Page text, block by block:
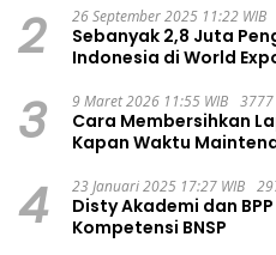
2 26 September 2025 11:22 WIB
Sebanyak 2,8 Juta
Indonesia di World
3 9 Maret 2026 11:55 WIB
Cara Membersihkan
Kapan Waktu
4 23 Januari 2025 17:27 WIB
Disty Akademi dan BPP
Kompetensi BNSP